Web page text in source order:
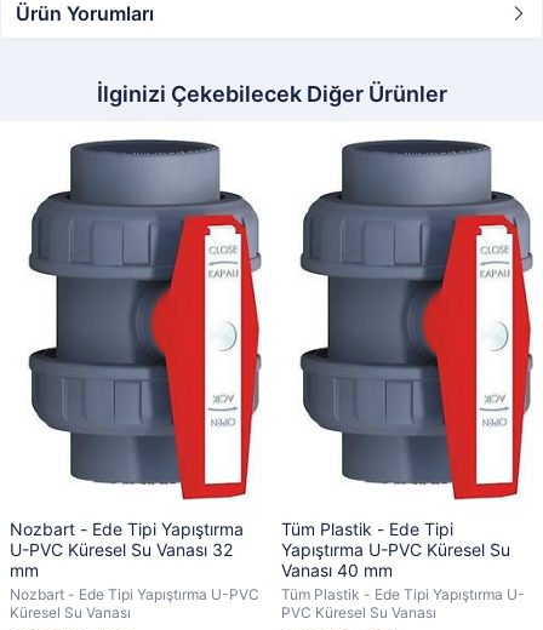
Ürün Yorumları
İlginizi Çekebilecek Diğer Ürünler
Nozbart - Ede Tipi Yapıştırma
U-PVC Küresel Su Vanası 32
mm
Nozbart - Ede Tipi Yapıştırma U-PVC
Küresel Su Vanası
Tüm Plastik - Ede Tipi
Yapıştırma U-PVC Küresel Su
Vanası 40 mm
Tüm Plastik - Ede Tipi Yapıştırma U-
PVC Küresel Su Vanası